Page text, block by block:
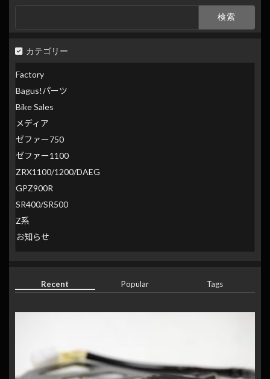
カテゴリー
Factory
Bagus!パーツ
Bike Sales
メディア
ゼファー750
ゼファー1100
ZRX1100/1200/DAEG
GPZ900R
SR400/SR500
Z系
お知らせ
Recent Popular Tags